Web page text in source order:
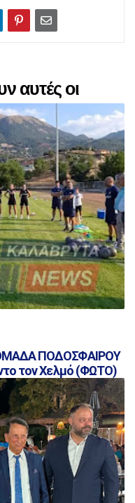
αυτές οι
ΠΟΔΟΣΦΑΙΡΟΥ
τον Χελμό (ΦΩΤΟ)